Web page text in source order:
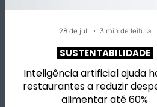
Inteligência artificial ajuda
restaurantes a reduzir
alimentar até 60%
SUSTENTABILIDADE
28 de jul. 3 min de leitura